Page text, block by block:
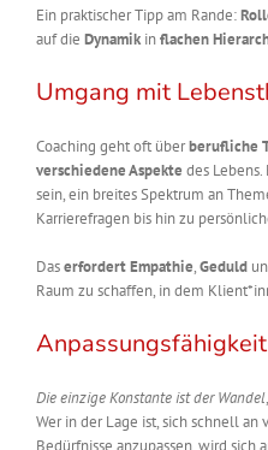
Ein praktischer Tipp am Rande:
auf die Dynamikinflachen
Umgang mit
Coaching geht oft überberufliche
verschiedene Aspekte des
sein, ein breites Spektrum an
Karrierefragen bis hin zu
Daserfordert Empathie,Geduld
Raum zu schaffen, in dem
Die einzige Konstante ist der Wandel
Wer in der Lage ist, sich schnell an
Bedürfnisse anzupassen, wird sich